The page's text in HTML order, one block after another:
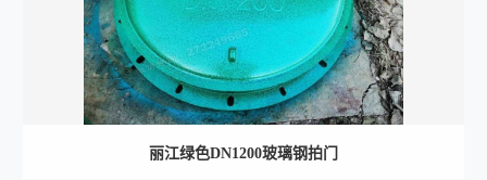
丽江绿色DN1200玻璃钢拍门